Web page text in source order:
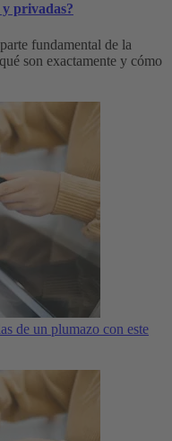
privadas?
fundamental de la
son exactamente y cómo
de un plumazo con este